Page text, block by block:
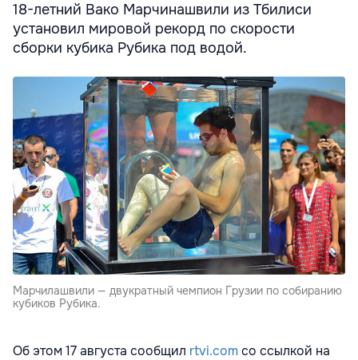
18-летний Вако Марчинашвили из Тбилиси
установил мировой рекорд по скорости
сборки кубика Рубика под водой.
Марчилашвили — двукратный чемпион Грузии по собиранию
кубиков Рубика.
Об этом 17 августа сообщил rtvi.com со ссылкой на